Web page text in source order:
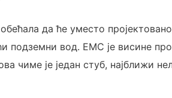
да ће уместо
подземни вод. ЕМС је висине
чиме је један стуб, најближи